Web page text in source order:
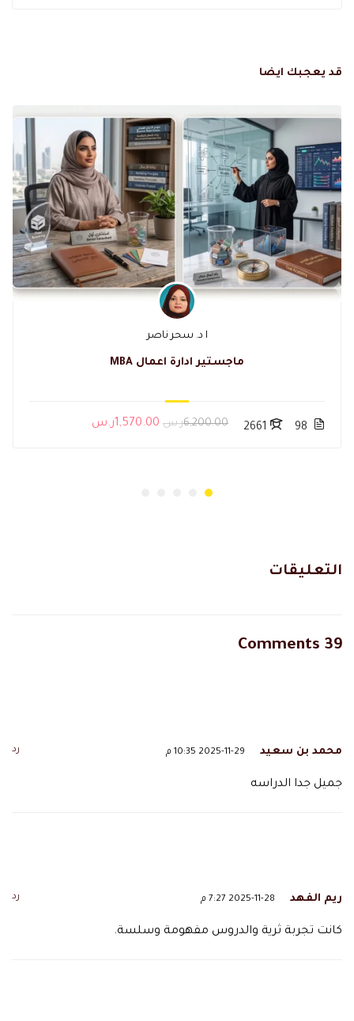
قد يعجبك ايضا
ا د. سحر ناصر
ماجستير ادارة اعمال MBA
98
2661 6,200.00ر.س 1,570.00ر.س
التعليقات
39 Comments
محمد بن سعيد 2025-11-29 10:35 م رد
جميل جدا الدراسه
ريم الفهد 2025-11-28 7:27 م رد
كانت تجربة ثرية والدروس مفهومة وسلسة.